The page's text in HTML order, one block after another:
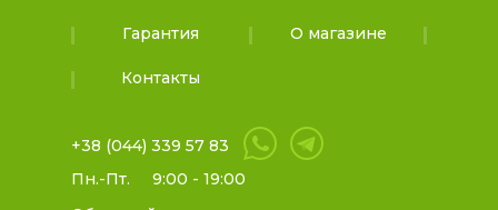
Гарантия О магазине
Контакты
+38 (044) 339 57 83
Пн.-Пт.
9:00 - 19:00